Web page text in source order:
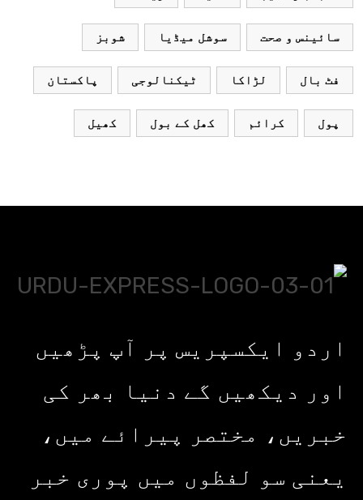
سائینس و صحت سوشل میڈیا شوبز
فٹ بال لڑاکا ٹیکنالوجی پاکستان
پول کرائم کھل کے بول کھیل
اردو ایکسپریس پر آپ پڑھیں
اور دیکھیں گے دنیا بھر کی
خبریں، مختصر پیرائے میں،
یعنی سو لفظوں میں پوری خبر